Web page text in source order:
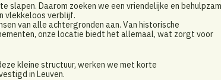
slapen. Daarom zoeken we een vriendelijke en
vlekkeloos verblijf.
van alle achtergronden aan. Van historische
onze locatie biedt het allemaal, wat zorgt voor
kleine structuur, werken we met korte
in Leuven.